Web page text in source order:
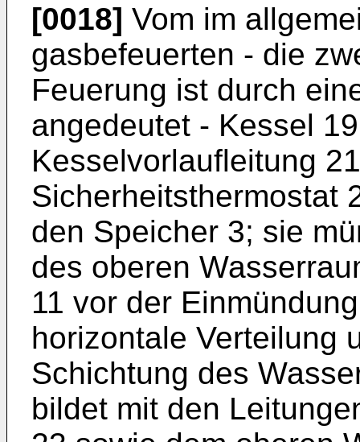
[0018] Vom im
gasbefeuerten - die
Feuerung ist durch
angedeutet - Kessel
Kesselvorlaufleitung
Sicherheitsthermostat
den Speicher 3; sie
des oberen
11 vor der
horizontale Verteilung
Schichtung des
bildet mit den